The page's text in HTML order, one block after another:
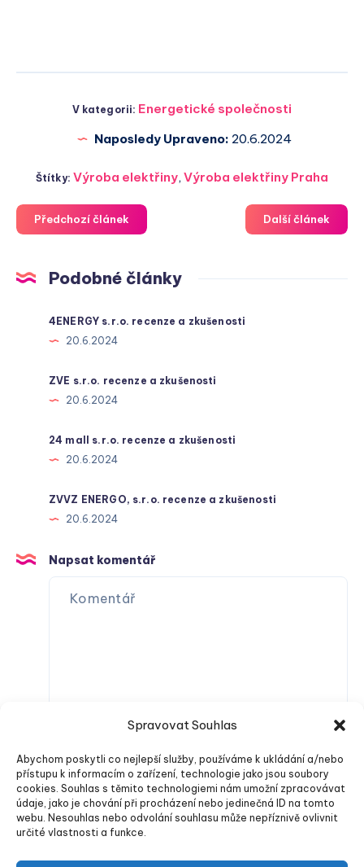
Spravovat Souhlas
Abychom poskytli co nejlepší služby, používáme k ukládání a/nebo
přístupu k informacím o zařízení, technologie jako jsou soubory
cookies. Souhlas s těmito technologiemi nám umožní zpracovávat
údaje, jako je chování při procházení nebo jedinečná ID na tomto
webu. Nesouhlas nebo odvolání souhlasu může nepříznivě ovlivnit
určité vlastnosti a funkce.
V kategorii: Energetické společnosti
Naposledy Upraveno: 20.6.2024
Štítky:Výroba elektřiny,Výroba elektřiny Praha
Předchozí článek Další článek
Podobné články
4ENERGY s.r.o. recenze a zkušenosti
20.6.2024
ZVE s.r.o. recenze a zkušenosti
20.6.2024
24 mall s.r.o. recenze a zkušenosti
20.6.2024
ZVVZ ENERGO, s.r.o. recenze a zkušenosti
20.6.2024
Napsat komentář